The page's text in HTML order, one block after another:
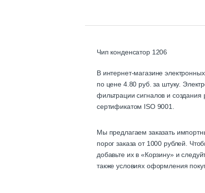
Чип конденсатор 1206
В интернет-магазине
по цене 4.80 руб. за штуку.
фильтрации сигналов и создания
сертификатом ISO 9001.
Мы предлагаем заказать
порог заказа от 1000 рублей.
добавьте их в «Корзину» и
также условиях оформления